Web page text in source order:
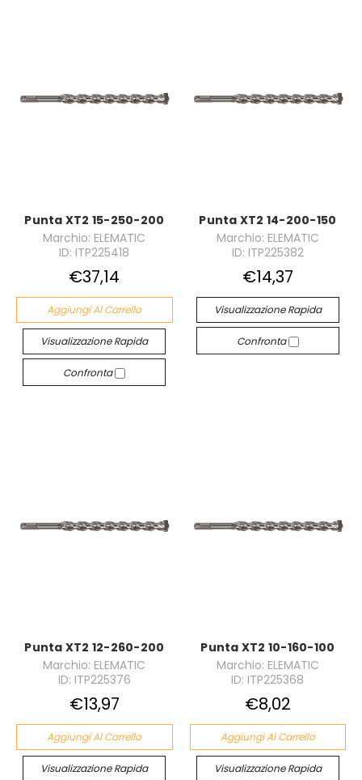
Punta XT2 15-250-200
Marchio: ELEMATIC
ID: ITP225418
€37,14
Aggiungi Al Carrello
Visualizzazione Rapida
Confronta
Punta XT2 14-200-150
Marchio: ELEMATIC
ID: ITP225382
€14,37
Visualizzazione Rapida
Confronta
Punta XT2 12-260-200
Marchio: ELEMATIC
ID: ITP225376
€13,97
Aggiungi Al Carrello
Visualizzazione Rapida
Punta XT2 10-160-100
Marchio: ELEMATIC
ID: ITP225368
€8,02
Aggiungi Al Carrello
Visualizzazione Rapida